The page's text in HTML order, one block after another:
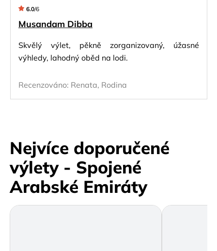
6.0/6
Musandam Dibba
Skvělý výlet, pěkně zorganizovaný, úžasné
výhledy, lahodný oběd na lodi.
Recenzováno: Renata, Rodina
Nejvíce doporučené
výlety - Spojené
Arabské Emiráty